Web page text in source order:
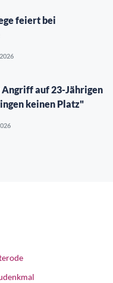
feiert bei
auf 23-Jährigen
keinen Platz"